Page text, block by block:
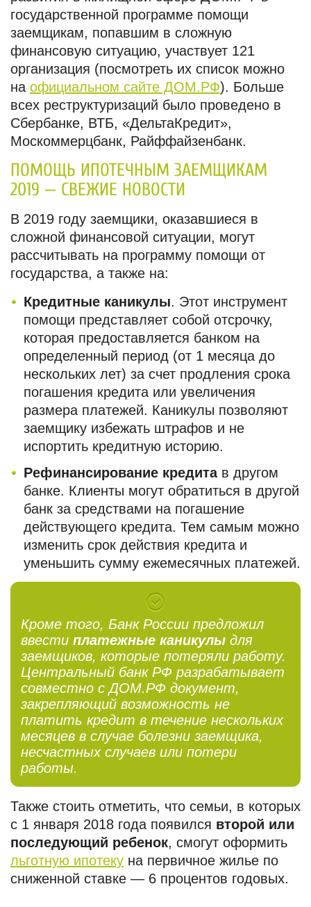
государственной программе помощи
заемщикам, попавшим в сложную
финансовую ситуацию, участвует 121
организация (посмотреть их список можно
на официальном сайте ДОМ.РФ). Больше
всех реструктуризаций было проведено в
Сбербанке, ВТБ, «ДельтаКредит»,
Москоммерцбанк, Райффайзенбанк.
ПОМОЩЬ ИПОТЕЧНЫМ ЗАЕМЩИКАМ
2019 — СВЕЖИЕ НОВОСТИ
В 2019 году заемщики, оказавшиеся в
сложной финансовой ситуации, могут
рассчитывать на программу помощи от
государства, а также на:
Кредитные каникулы. Этот инструмент
помощи представляет собой отсрочку,
которая предоставляется банком на
определенный период (от 1 месяца до
нескольких лет) за счет продления срока
погашения кредита или увеличения
размера платежей. Каникулы позволяют
заемщику избежать штрафов и не
испортить кредитную историю.
Рефинансирование кредитав другом
банке. Клиенты могут обратиться в другой
банк за средствами на погашение
действующего кредита. Тем самым можно
изменить срок действия кредита и
уменьшить сумму ежемесячных платежей.
Кроме того, Банк России предложил
ввести платежные каникулы для
заемщиков, которые потеряли работу.
Центральный банк РФ разрабатывает
совместно с ДОМ.РФ документ,
закрепляющий возможность не
платить кредит в течение нескольких
месяцев в случае болезни заемщика,
несчастных случаев или потери
работы.
Также стоить отметить, что семьи, в которых
с 1 января 2018 года появился второй или
последующий ребенок, смогут оформить
льготную ипотеку на первичное жилье по
сниженной ставке — 6 процентов годовых.